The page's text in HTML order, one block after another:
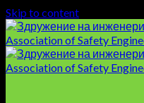
Skip to content